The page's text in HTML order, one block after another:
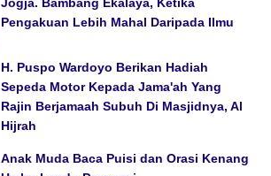
Jogja. Bambang Ekalaya, Ketika
Pengakuan Lebih Mahal Daripada Ilmu
H. Puspo Wardoyo Berikan Hadiah
Sepeda Motor Kepada Jama'ah Yang
Rajin Berjamaah Subuh Di Masjidnya, Al
Hijrah
Anak Muda Baca Puisi dan Orasi Kenang